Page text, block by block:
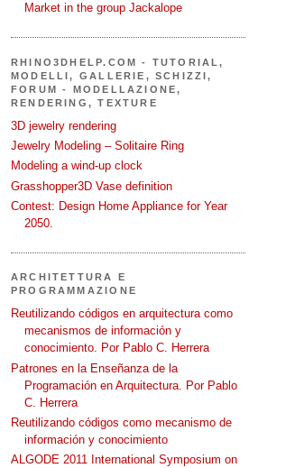
Market in the group Jackalope
RHINO3DHELP.COM - TUTORIAL,
MODELLI, GALLERIE, SCHIZZI,
FORUM - MODELLAZIONE,
RENDERING, TEXTURE
3D jewelry rendering
Jewelry Modeling – Solitaire Ring
Modeling a wind-up clock
Grasshopper3D Vase definition
Contest: Design Home Appliance for Year
2050.
ARCHITETTURA E
PROGRAMMAZIONE
Reutilizando códigos en arquitectura como
mecanismos de información y
conocimiento. Por Pablo C. Herrera
Patrones en la Enseñanza de la
Programación en Arquitectura. Por Pablo
C. Herrera
Reutilizando códigos como mecanismo de
información y conocimiento
ALGODE 2011 International Symposium on